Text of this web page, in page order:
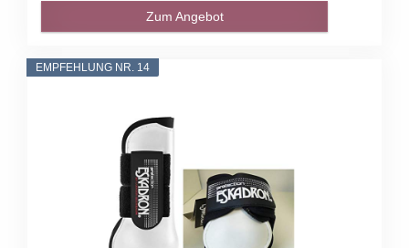
Zum Angebot
EMPFEHLUNG NR. 14